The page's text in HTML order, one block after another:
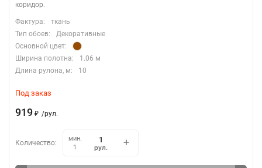
коридор.​
Фактура:
ткань
Тип обоев:
Декоративные
Основной цвет:
Ширина полотна:
1.06 м
Длина рулона, м:
10
Под заказ
919 ₽ /рул.
Количество:
мин.
1
рул.